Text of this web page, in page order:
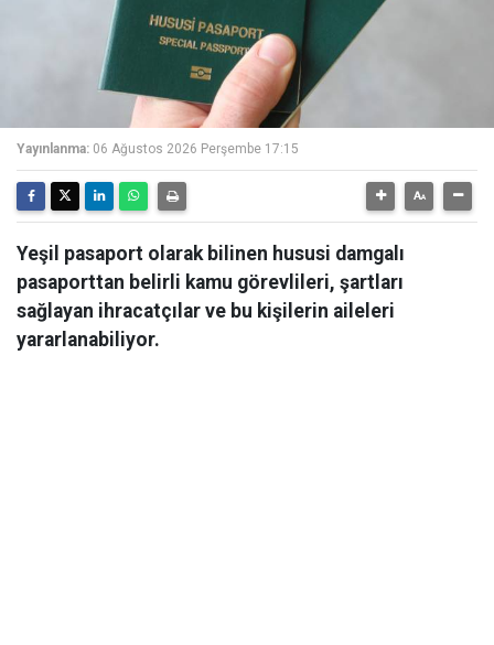
Yayınlanma: 06 Ağustos 2026 Perşembe 17:15
Yeşil pasaport olarak bilinen hususi damgalı
pasaporttan belirli kamu görevlileri, şartları
sağlayan ihracatçılar ve bu kişilerin aileleri
yararlanabiliyor.